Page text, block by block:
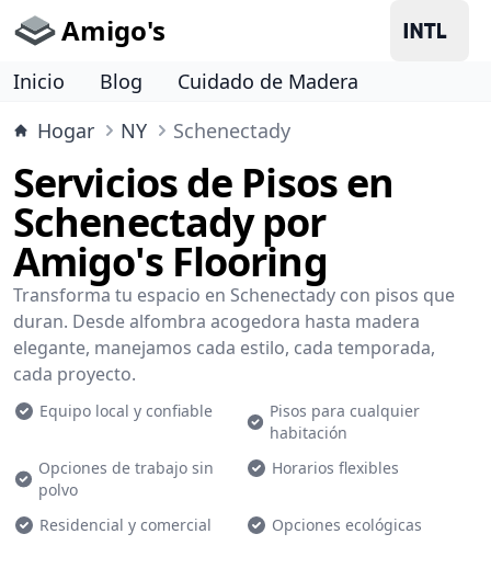
Amigo's
Inicio Blog
Cuidado de Madera
Hogar
NY Schenectady
Servicios de Pisos en
Schenectady por
Amigo's Flooring
Transforma tu espacio en Schenectady con pisos que
duran. Desde alfombra acogedora hasta madera
elegante, manejamos cada estilo, cada temporada,
cada proyecto.
Equipo local y confiable
Pisos para cualquier
habitación
Opciones de trabajo sin
polvo
Horarios flexibles
Residencial y comercial Opciones ecológicas